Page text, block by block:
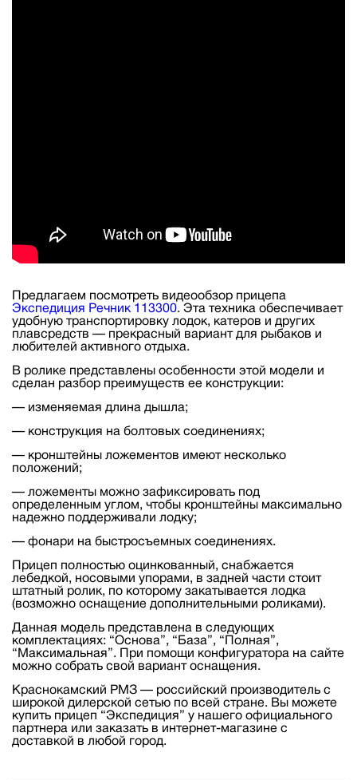
Предлагаем посмотреть видеообзор прицепа
Экспедиция Речник 113300. Эта техника обеспечивает
удобную транспортировку лодок, катеров и других
плавсредств — прекрасный вариант для рыбаков и
любителей активного отдыха.
В ролике представлены особенности этой модели и
сделан разбор преимуществ ее конструкции:
— изменяемая длина дышла;
— конструкция на болтовых соединениях;
— кронштейны ложементов имеют несколько
положений;
— ложементы можно зафиксировать под
определенным углом, чтобы кронштейны максимально
надежно поддерживали лодку;
— фонари на быстросъемных соединениях.
Прицеп полностью оцинкованный, снабжается
лебедкой, носовыми упорами, в задней части стоит
штатный ролик, по которому закатывается лодка
(возможно оснащение дополнительными роликами).
Данная модель представлена в следующих
комплектациях: “Основа”, “База”, “Полная”,
“Максимальная”. При помощи конфигуратора на сайте
можно собрать свой вариант оснащения.
Краснокамский РМЗ — российский производитель с
широкой дилерской сетью по всей стране. Вы можете
купить прицеп “Экспедиция” у нашего официального
партнера или заказать в интернет-магазине с
доставкой в любой город.